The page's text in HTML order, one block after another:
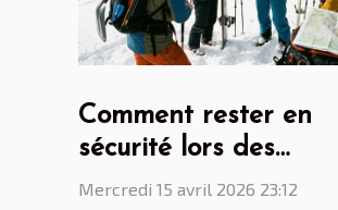
Comment rester en
sécurité lors des
avalanches ?
Mercredi 15 avril 2026 23:12